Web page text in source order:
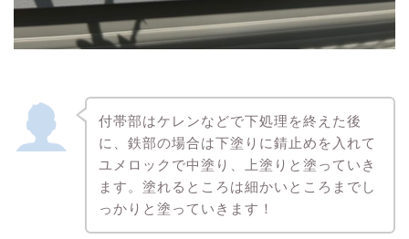
付帯部はケレンなどで下処理を終えた後
に、鉄部の場合は下塗りに錆止めを入れて
ユメロックで中塗り、上塗りと塗っていき
ます。塗れるところは細かいところまでし
っかりと塗っていきます！